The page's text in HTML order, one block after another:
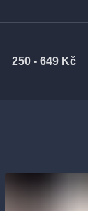
250 - 649 Kč